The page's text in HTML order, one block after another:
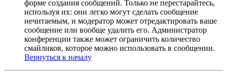
форме создания сообщений. Только не перестарайтесь,
используя их: они легко могут сделать сообщение
нечитаемым, и модератор может отредактировать ваше
сообщение или вообще удалить его. Администратор
конференции также может ограничить количество
смайликов, которое можно использовать в сообщении.
Вернуться к началу